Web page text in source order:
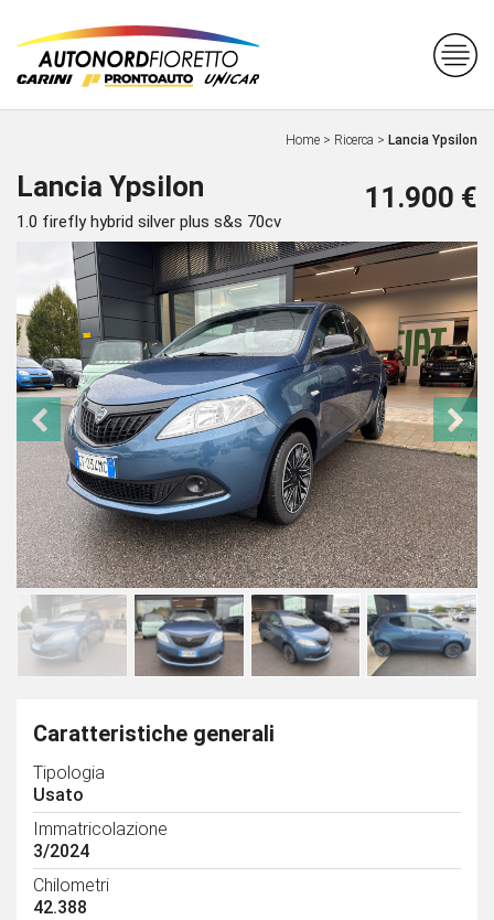
Home > Ricerca > Lancia Ypsilon
Lancia Ypsilon
1.0 firefly hybrid silver plus s&s 70cv
11.900 €
Caratteristiche generali
Tipologia
Usato
Immatricolazione
3/2024
Chilometri
42.388